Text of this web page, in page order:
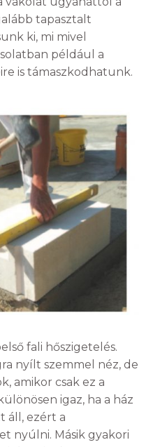
tapasztalt
ki, mi mivel
például a
is támaszkodhatunk.
fali hőszigetelés.
nyílt szemmel néz, de
amikor csak ez a
igaz, ha a ház
áll, ezért a
nyúlni. Másik gyakori